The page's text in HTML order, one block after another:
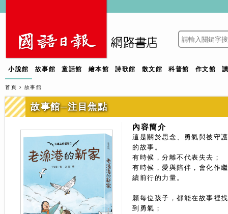
小說館 故事館 童話館 繪本館 詩歌館 散文館 科普館 作文館
首頁 故事館
故事館─注目焦點
內容簡介
這是關於思念、勇氣與被守護
的故事。
有時候，分離不代表失去；
有時候，愛與陪伴，會化作繼
續前行的力量。
願每位孩子，都能在故事裡找
到勇氣；